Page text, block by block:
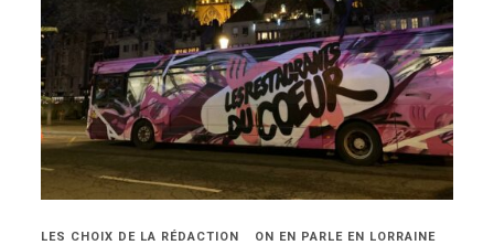
LES CHOIX DE LA RÉDACTION ON EN PARLE EN LORRAINE